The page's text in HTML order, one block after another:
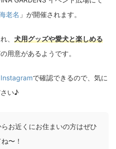
老名 」が開催されます。
、 犬用グッズや愛犬と楽しめる
用意があるようです。
Instagramで確認できるので、気に
い♪
お近くにお住まいの方はぜひ
〜！